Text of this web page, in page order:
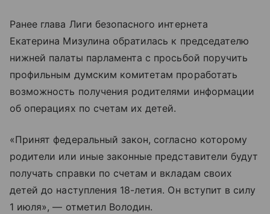
Ранее глава Лиги безопасного интернета
Екатерина Мизулина обратилась к председателю
нижней палаты парламента с просьбой поручить
профильным думским комитетам проработать
возможность получения родителями информации
об операциях по счетам их детей.
«Принят федеральный закон, согласно которому
родители или иные законные представители будут
получать справки по счетам и вкладам своих
детей до наступления 18-летия. Он вступит в силу
1 июля», — отметил Володин.